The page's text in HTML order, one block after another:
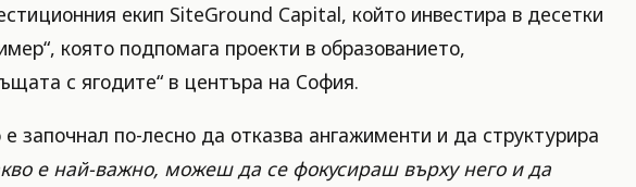
екип SiteGround Capital, който инвестира в десетки
която подпомага проекти в образованието,
с ягодите“ в центъра на София.
започнал по-лесно да отказва ангажименти и да структурира
е най-важно, можеш да се фокусираш върху него и да